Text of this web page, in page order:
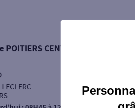
Autour de moi
POITIERS CENTRE